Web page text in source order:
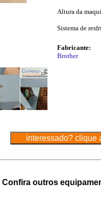
Altura da
Sistema de
Fabricante:
Brother
Confira outros